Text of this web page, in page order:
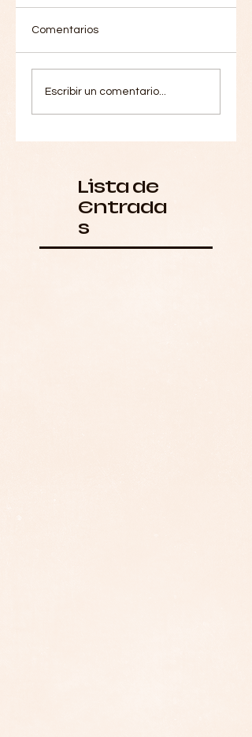
Comentarios
Escribir un comentario...
Lista de
Entrada
s